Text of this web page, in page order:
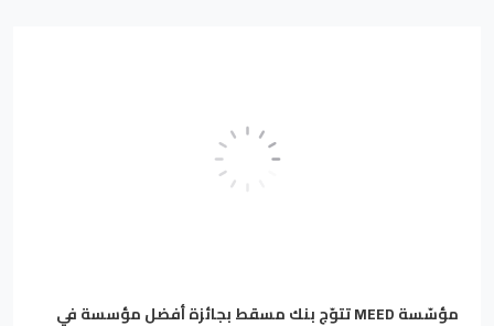
مؤسّسة MEED تتوّج بنك مسقط بجائزة أفضل مؤسسة في